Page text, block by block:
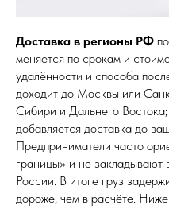
Доставка в регионы РФ
меняется по срокам и
удалённости и способа
доходит до Москвы или
Сибири и Дальнего
добавляется доставка до
Предприниматели часто
границы» и не закладывают
России. В итоге груз
дороже, чем в расчёте.